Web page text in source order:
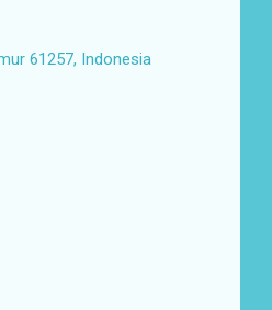
61257, Indonesia